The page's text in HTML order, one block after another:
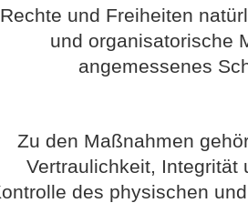
Rechte und Freiheiten
und organisatorische
angemessenes
Zu den Maßnahmen
Vertraulichkeit, Integrität
des physischen